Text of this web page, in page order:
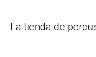
La tienda de